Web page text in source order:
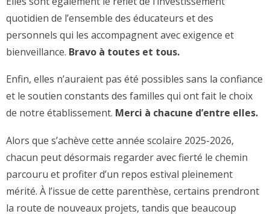
quotidien de l’ensemble des éducateurs et des
personnels qui les accompagnent avec exigence et
bienveillance. Bravo à toutes et tous.
Enfin, elles n’auraient pas été possibles sans la confiance
et le soutien constants des familles qui ont fait le choix
de notre établissement. Merci à chacune d’entre elles.
Alors que s’achève cette année scolaire 2025-2026,
chacun peut désormais regarder avec fierté le chemin
parcouru et profiter d’un repos estival pleinement
mérité. À l’issue de cette parenthèse, certains prendront
la route de nouveaux projets, tandis que beaucoup